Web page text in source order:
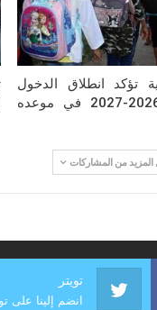
تؤكد انطلاق الدخول
المدرسي 2026-2027 في موعده
المزيد من المشاركات
تويتر
انضم إلينا على